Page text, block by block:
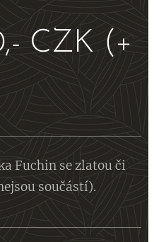
CZK (+
Fuchin se zlatou či
součástí).